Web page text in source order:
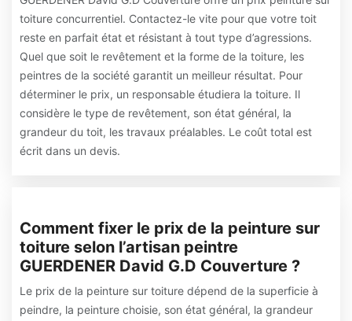
toiture concurrentiel. Contactez-le vite pour que votre toit
reste en parfait état et résistant à tout type d’agressions.
Quel que soit le revêtement et la forme de la toiture, les
peintres de la société garantit un meilleur résultat. Pour
déterminer le prix, un responsable étudiera la toiture. Il
considère le type de revêtement, son état général, la
grandeur du toit, les travaux préalables. Le coût total est
écrit dans un devis.
Comment fixer le prix de la peinture sur
toiture selon l’artisan peintre
GUERDENER David G.D Couverture ?
Le prix de la peinture sur toiture dépend de la superficie à
peindre, la peinture choisie, son état général, la grandeur